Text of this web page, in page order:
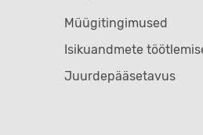
Müügitingimused
Isikuandmete
Juurdepääsetavus